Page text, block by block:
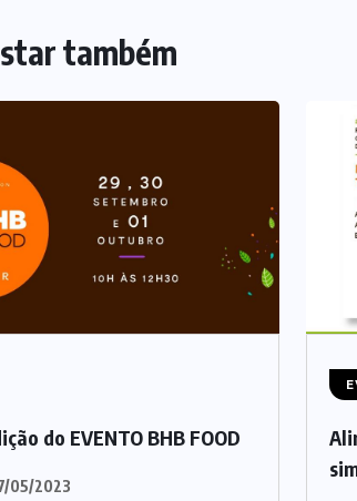
também
do EVENTO BHB FOOD
05/2023
no varejo brasileiro
06/08/2026